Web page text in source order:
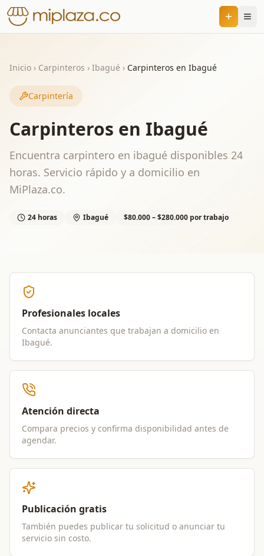
Inicio › Carpinteros › Ibagué › Carpinteros en Ibagué
Carpintería
Carpinteros en Ibagué
Encuentra carpintero en ibagué disponibles 24
horas. Servicio rápido y a domicilio en
MiPlaza.co.
24 horas Ibagué $80.000 – $280.000 por trabajo
Profesionales locales
Contacta anunciantes que trabajan a domicilio en
Ibagué.
Atención directa
Compara precios y confirma disponibilidad antes de
agendar.
Publicación gratis
También puedes publicar tu solicitud o anunciar tu
servicio sin costo.